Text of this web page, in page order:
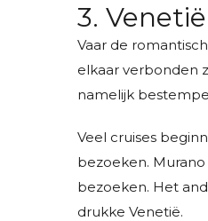
3.
Vaar de
elkaar verbonden
namelijk
Veel cruises
bezoeken.
bezoeken. Het
drukke Venetië.